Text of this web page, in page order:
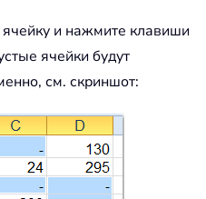
ячейку и нажмите клавиши
ячейки будут
см. скриншот: